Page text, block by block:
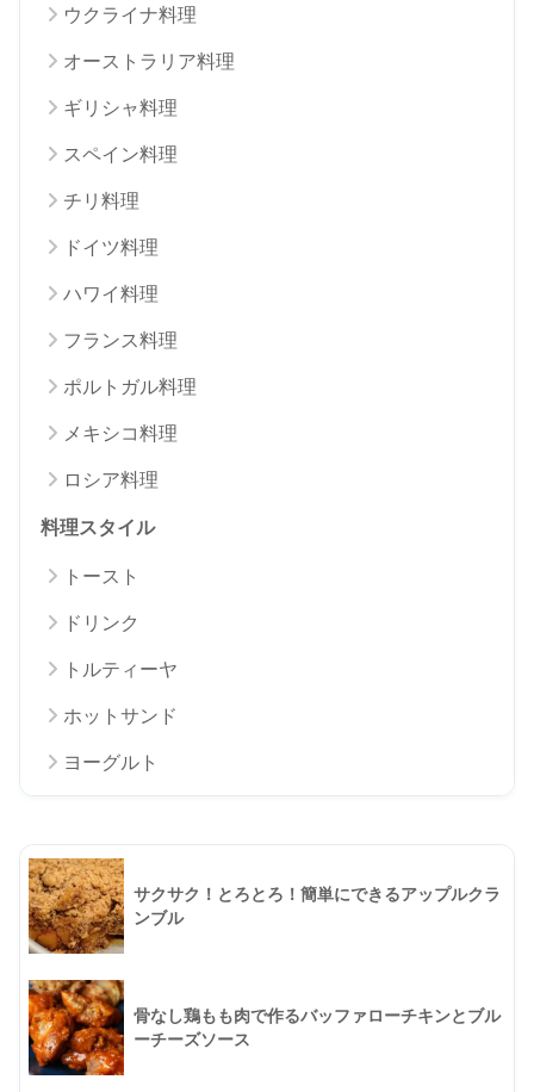
ウクライナ料理
オーストラリア料理
ギリシャ料理
スペイン料理
チリ料理
ドイツ料理
ハワイ料理
フランス料理
ポルトガル料理
メキシコ料理
ロシア料理
料理スタイル
トースト
ドリンク
トルティーヤ
ホットサンド
ヨーグルト
サクサク！とろとろ！簡単にできるアップルクラ
ンブル
骨なし鶏もも肉で作るバッファローチキンとブル
ーチーズソース